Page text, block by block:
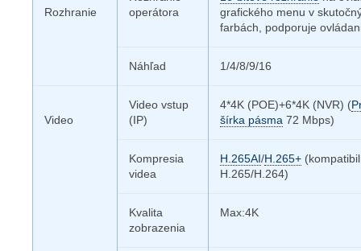
Rozhranie
operátora
grafického menu v
farbách, podporuje
Náhľad 1/4/8/9/16
Video
Video vstup
(IP)
4*4K (POE)+6*4K (NVR) (
šírka pásma 72 Mbps)
Kompresia
videa
H.265AI/H.265+
H.265/H.264)
Kvalita
zobrazenia
Max:4K